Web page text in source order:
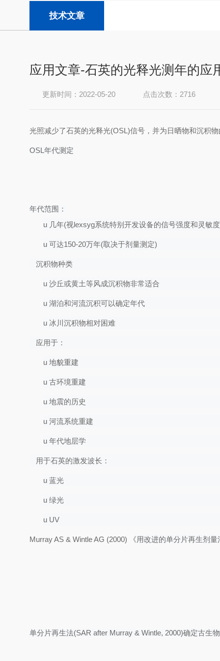
技术文章
应用文章-石英的光释光测年的应
更新时间：2022-05-20 点击次数：2716
光照减少了石英的光释光(OSL)信号，并为日晒物和沉积物
OSL年代测定
年代范围：
u 几年(视lexsyg系统特别开发设备的信号强度和灵敏
u 可达150-20万年(取决于剂量测定)
沉积物种类
u 沙丘或黄土等风成沉积物非常适合
u 湖泊和河流沉积可以确定年代
u 冰川沉积物相对困难
应用于：
u 地貌重建
u 古环境重建
u 地震的历史
u 河流系统重建
u 年代地层学
用于石英的激发波长：
u 蓝光
u 绿光
u UV
Murray AS & Wintle AG (2000) 《用改进的单分片再生剂
单分片再生法(SAR after Murray & Wintle, 2000)确定古生